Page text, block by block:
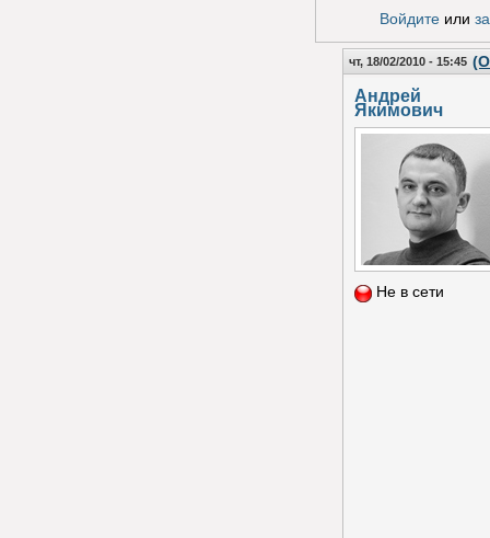
Войдитеили
чт, 18/02/2010 - 15:45
Андрей
Якимович
Не в сети